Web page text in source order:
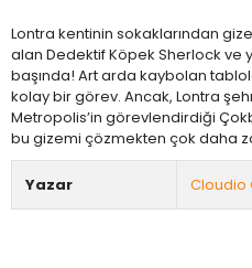
Lontra kentinin sokaklarından
alan Dedektif Köpek Sherlock ve
başında! Art arda kaybolan
kolay bir görev. Ancak, Lontra
Metropolis’in görevlendirdiği
bu gizemi çözmekten çok daha
Yazar Cloudio